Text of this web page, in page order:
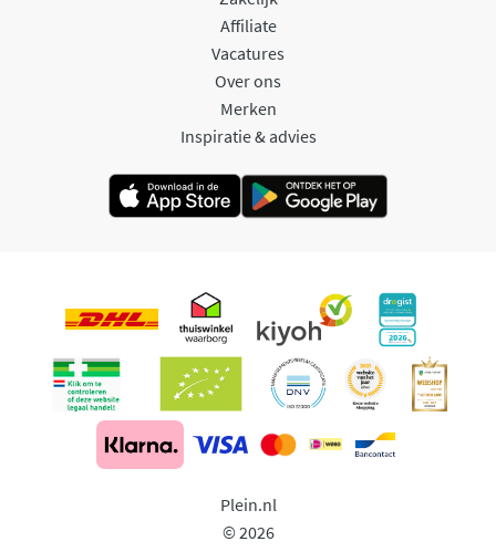
Affiliate
Vacatures
Over ons
Merken
Inspiratie & advies
Plein.nl
© 2026